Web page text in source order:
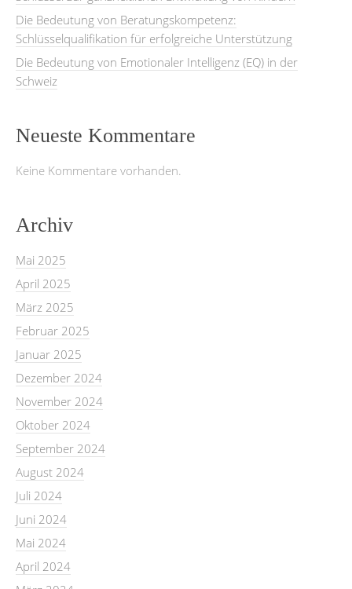
Die Bedeutung von Beratungskompetenz:
Schlüsselqualifikation für erfolgreiche Unterstützung
Die Bedeutung von Emotionaler Intelligenz (EQ) in der
Schweiz
Neueste Kommentare
Keine Kommentare vorhanden.
Archiv
Mai 2025
April 2025
März 2025
Februar 2025
Januar 2025
Dezember 2024
November 2024
Oktober 2024
September 2024
August 2024
Juli 2024
Juni 2024
Mai 2024
April 2024